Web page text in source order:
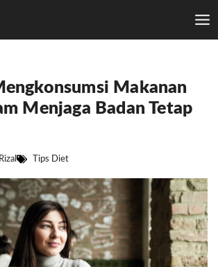
Makanan
Menjaga Badan Tetap
Tips Diet